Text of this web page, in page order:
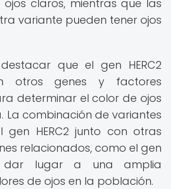
claros, mientras que las
variante pueden tener ojos
que el gen HERC2
otros genes y factores
determinar el color de ojos
La combinación de variantes
gen HERC2 junto con otras
relacionados, como el gen
dar lugar a una amplia
de ojos en la población.